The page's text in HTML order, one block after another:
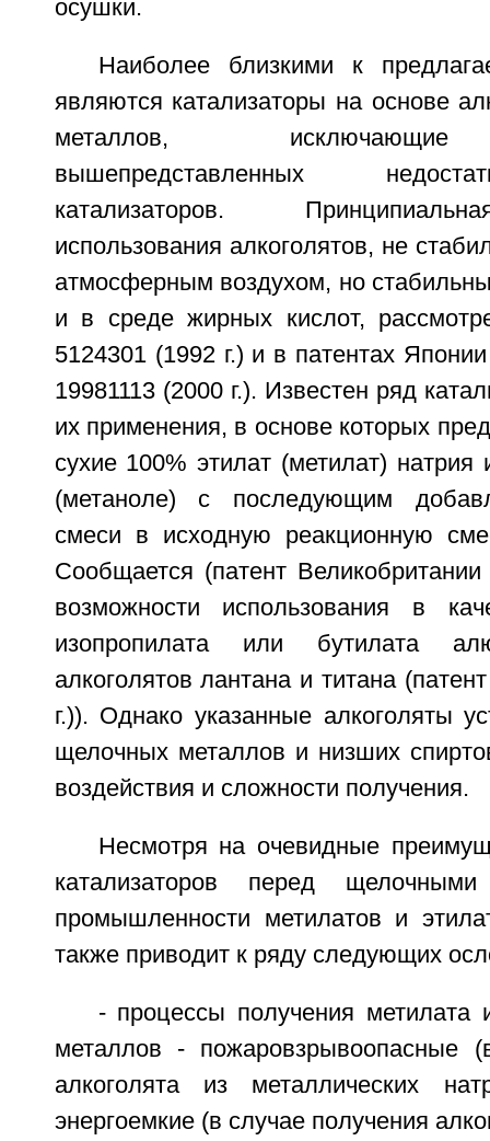
осушки.
Наиболее близкими к
являются катализаторы на основе
металлов, исключающие
вышепредставленных
катализаторов.
использования алкоголятов, не
атмосферным воздухом, но
и в среде жирных кислот,
5124301 (1992 г.) и в патентах
19981113 (2000 г.). Известен ряд
их применения, в основе которых
сухие 100% этилат (метилат) натрия
(метаноле) с последующим
смеси в исходную реакционную
Сообщается (патент
возможности использования в
изопропилата или бутилата
алкоголятов лантана и титана
г.)). Однако указанные алкоголяты
щелочных металлов и низших
воздействия и сложности получения.
Несмотря на очевидные
катализаторов перед
промышленности метилатов и
также приводит к ряду следующих
- процессы получения метилата
металлов - пожаровзрывоопасные
алкоголята из металлических
энергоемкие (в случае получения